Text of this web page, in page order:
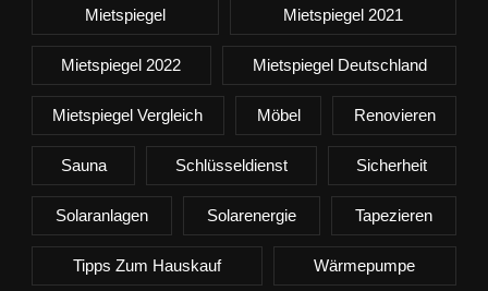
Mietspiegel Mietspiegel 2021
Mietspiegel 2022 Mietspiegel Deutschland
Mietspiegel Vergleich Möbel Renovieren
Sauna Schlüsseldienst Sicherheit
Solaranlagen Solarenergie Tapezieren
Tipps Zum Hauskauf Wärmepumpe